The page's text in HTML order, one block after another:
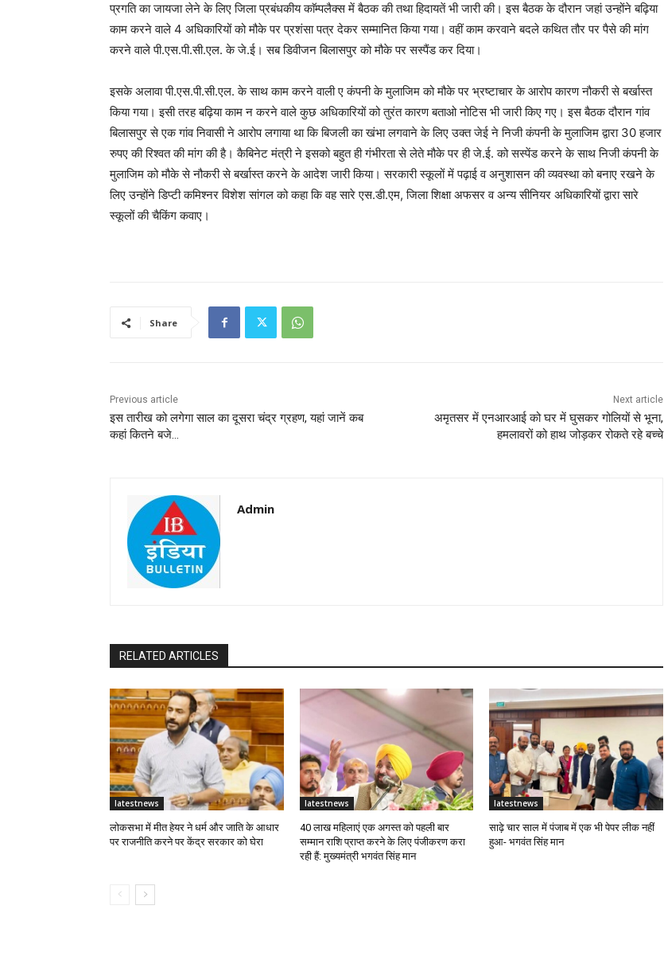
प्रगति का जायजा लेने के लिए जिला प्रबंधकीय काॅम्पलैक्स में बैठक की तथा हिदायतें भी जारी की। इस बैठक के दौरान जहां उन्होंने बढ़िया
काम करने वाले 4 अधिकारियों को मौके पर प्रशंसा पत्र देकर सम्मानित किया गया। वहीं काम करवाने बदले कथित तौर पर पैसे की मांग
करने वाले पी.एस.पी.सी.एल. के जे.ई। सब डिवीजन बिलासपुर को मौके पर सस्पैंड कर दिया।
इसके अलावा पी.एस.पी.सी.एल. के साथ काम करने वाली ए कंपनी के मुलाजिम को मौके पर भ्रष्टाचार के आरोप कारण नौकरी से बर्खास्त
किया गया। इसी तरह बढ़िया काम न करने वाले कुछ अधिकारियों को तुरंत कारण बताओ नोटिस भी जारी किए गए। इस बैठक दौरान गांव
बिलासपुर से एक गांव निवासी ने आरोप लगाया था कि बिजली का खंभा लगवाने के लिए उक्त जेई ने निजी कंपनी के मुलाजिम द्वारा 30 हजार
रुपए की रिश्वत की मांग की है। कैबिनेट मंत्री ने इसको बहुत ही गंभीरता से लेते मौके पर ही जे.ई. को सस्पेंड करने के साथ निजी कंपनी के
मुलाजिम को मौके से नौकरी से बर्खास्त करने के आदेश जारी किया। सरकारी स्कूलों में पढ़ाई व अनुशासन की व्यवस्था को बनाए रखने के
लिए उन्होंने डिप्टी कमिश्नर विशेश सांगल को कहा कि वह सारे एस.डी.एम, जिला शिक्षा अफसर व अन्य सीनियर अधिकारियों द्वारा सारे
स्कूलों की चैकिंग कवाए।
Share
Previous article
इस तारीख को लगेगा साल का दूसरा चंद्र ग्रहण, यहां जानें कब
कहां कितने बजे…
Next article
अमृतसर में एनआरआई को घर में घुसकर गोलियों से भूना,
हमलावरों को हाथ जोड़कर रोकते रहे बच्चे
Admin
RELATED ARTICLES
latestnews
लोकसभा में मीत हेयर ने धर्म और जाति के आधार
पर राजनीति करने पर केंद्र सरकार को घेरा
latestnews
40 लाख महिलाएं एक अगस्त को पहली बार
सम्मान राशि प्राप्त करने के लिए पंजीकरण करा
रही हैं: मुख्यमंत्री भगवंत सिंह मान
latestnews
साढ़े चार साल में पंजाब में एक भी पेपर लीक नहीं
हुआ- भगवंत सिंह मान